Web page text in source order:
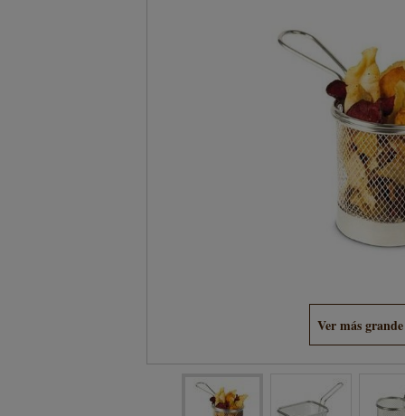
Ver más grande